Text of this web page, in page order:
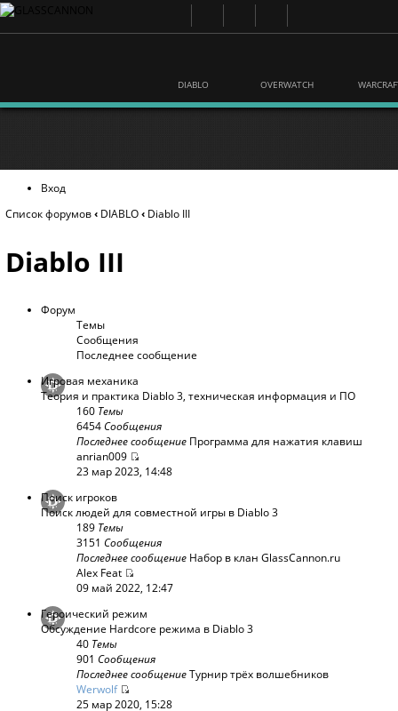
DIABLO OVERWATCH
Вход
Список форумов‹ DIABLO‹ Diablo III
Diablo III
Форум
Темы
Сообщения
Последнее сообщение
Игровая механика
Теория и практика Diablo 3, техническая информация и ПО
160 Темы
6454Сообщения
Последнее сообщение Программа для нажатия клавиш
anrian009
23 мар 2023, 14:48
Поиск игроков
Поиск людей для совместной игры в Diablo 3
189 Темы
3151 Сообщения
Последнее сообщение Набор в клан GlassCannon.ru
Alex Feat
09 май 2022, 12:47
Героический режим
Обсуждение Hardcore режима в Diablo 3
40 Темы
901 Сообщения
Последнее сообщениеТурнир трёх волшебников
Werwolf
25 мар 2020, 15:28